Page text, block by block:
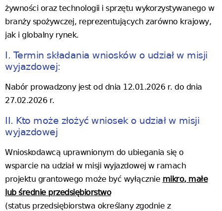
żywności oraz technologii i sprzętu wykorzystywanego w
branży spożywczej, reprezentujących zarówno krajowy,
jak i globalny rynek.
I. Termin składania wniosków o udział w misji
wyjazdowej:
Nabór prowadzony jest od dnia 12.01.2026 r. do dnia
27.02.2026 r.
II. Kto może złożyć wniosek o udział w misji
wyjazdowej
Wnioskodawcą uprawnionym do ubiegania się o
wsparcie na udział w misji wyjazdowej w ramach
projektu grantowego może być wyłącznie mikro, małe
lub średnie przedsiębiorstwo
(status przedsiębiorstwa określany zgodnie z